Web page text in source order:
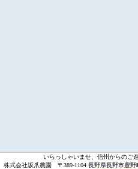
いらっしゃいませ、信州からのご
株式会社坂爪農園 〒389-1104 長野県長野市豊